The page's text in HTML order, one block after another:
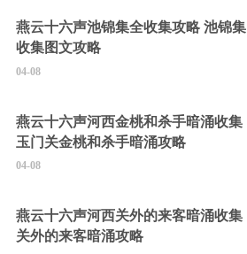
燕云十六声池锦集全收集攻略 池锦集
收集图文攻略
04-08
燕云十六声河西金桃和杀手暗涌收集
玉门关金桃和杀手暗涌攻略
04-08
燕云十六声河西关外的来客暗涌收集
关外的来客暗涌攻略